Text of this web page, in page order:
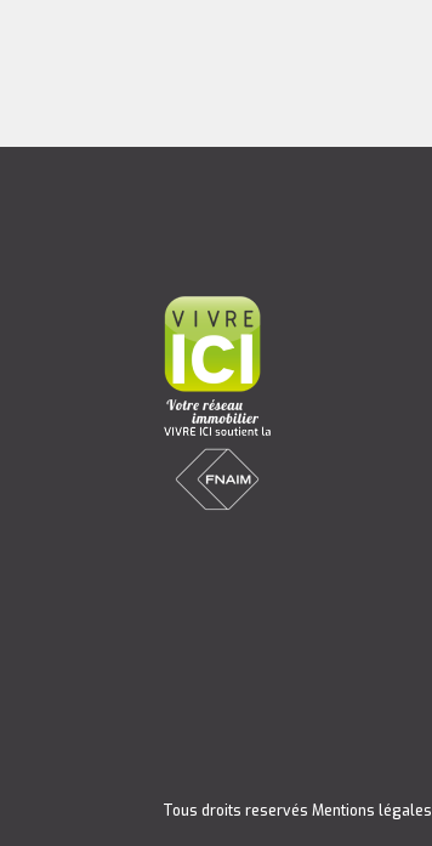
Tous droits reservés Mentions légales